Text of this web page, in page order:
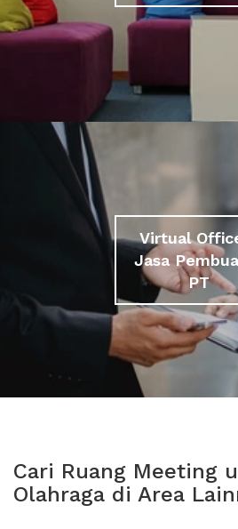
Virtual
Jasa
PT
Cari Ruang Meeting
Olahraga di Area